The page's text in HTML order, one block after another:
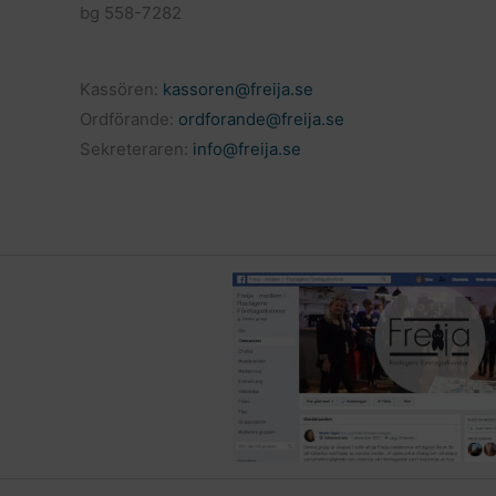
bg 558-7282
Kassören: kassoren@freija.se
Ordförande: ordforande@freija.se
Sekreteraren: info@freija.se